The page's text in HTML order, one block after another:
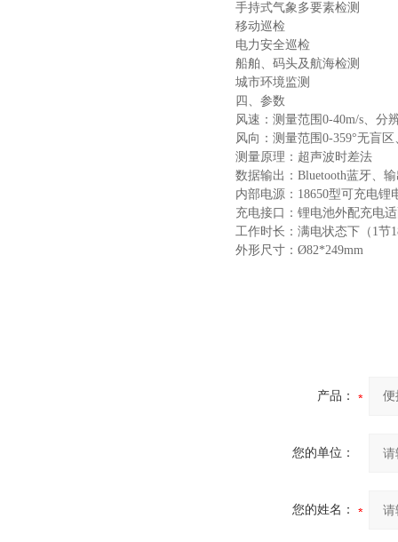
手持式气象多要素检测
移动巡检
电力安全巡检
船舶、码头及航海检测
城市环境监测
四、参数
风速：测量范围0-40m/s、分
风向：测量范围0-359°无盲
测量原理：超声波时差法
数据输出：Bluetooth蓝牙、
内部电源：18650型可充电
充电接口：锂电池外配充电
工作时长：满电状态下（1节
外形尺寸：Ø82*249mm
产品：
您的单位：
您的姓名：